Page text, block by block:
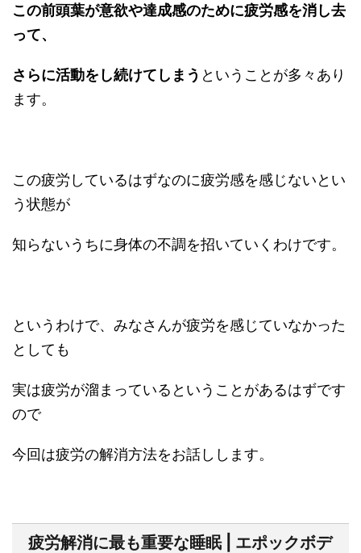
この前頭葉が意欲や達成感のために疲労感を消し去
って、
さらに活動をし続けてしまう ということが多々あり
ます。
この疲労しているはずなのに疲労感を感じないとい
う状態が
知らないうちに身体の不調を招いていくわけです。
というわけで、みなさんが疲労を感じていなかった
としても
実は疲労が溜まっているということがあるはずです
ので
今回は疲労の解消方法をお話しします。
疲労解消に最も重要な睡眠 | エポックボデ